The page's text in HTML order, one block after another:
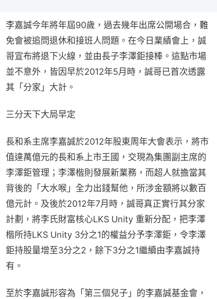
李嘉誠今年將年屆90歲，過去幾年出席公開場合，難
免會被追問退休和接班人問題。在今日業績會上，誠
哥宣布將退下火線，並由長子李澤鉅接棒。這點市場
並不意外，皆因早於2012年5月時，誠哥已首次透露
其「分家」大計。
三分天下大局早定
長和系主席李嘉誠於2012年股東周年大會表示，將市
值達萬億元的長和系上市王國，交現為集團副主席的
李澤鉅管理；李澤楷則發展新業務，而超人就擔當其
背後的「大水喉」全力出錢幫他，所涉金額將以數百
億元計。及後於2012年7月時，誠哥真正實行其分家
計劃，將李氏財富核心LKS Unity 重新分配，把李澤
楷所持LKS Unity 3分之1的權益分予李澤鉅，令李澤
鉅持股量增至3分之2，餘下3分之1繼續由李嘉誠持
有。
至於李嘉誠形容為「第三個兒子」的李嘉誠基金會，